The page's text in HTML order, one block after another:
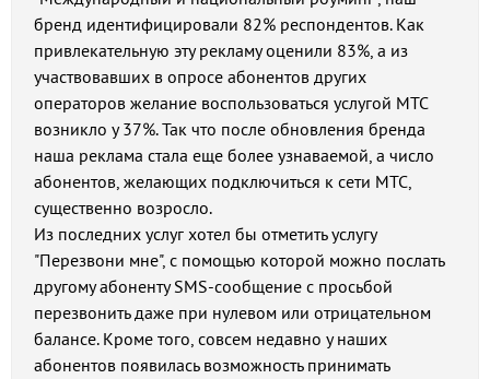
бренд идентифицировали 82% респондентов. Как
привлекательную эту рекламу оценили 83%, а из
участвовавших в опросе абонентов других
операторов желание воспользоваться услугой МТС
возникло у 37%. Так что после обновления бренда
наша реклама стала еще более узнаваемой, а число
абонентов, желающих подключиться к сети МТС,
существенно возросло.
Из последних услуг хотел бы отметить услугу
"Перезвони мне", с помощью которой можно послать
другому абоненту SMS-сообщение с просьбой
перезвонить даже при нулевом или отрицательном
балансе. Кроме того, совсем недавно у наших
абонентов появилась возможность принимать